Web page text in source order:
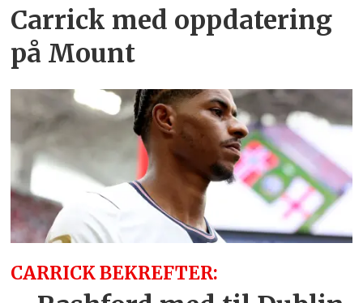
Carrick med oppdatering
på Mount
CARRICK BEKREFTER: